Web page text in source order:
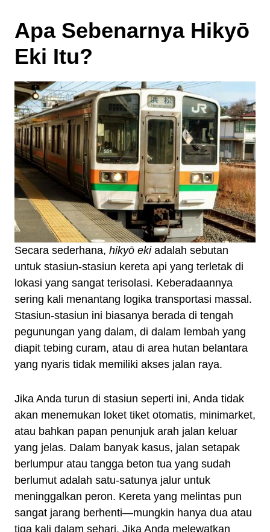
Apa Sebenarnya Hikyō
Eki Itu?
Secara sederhana, hikyō ekiadalah sebutan
untuk stasiun-stasiun kereta api yang terletak di
lokasi yang sangat terisolasi. Keberadaannya
sering kali menantang logika transportasi massal.
Stasiun-stasiun ini biasanya berada di tengah
pegunungan yang dalam, di dalam lembah yang
diapit tebing curam, atau di area hutan belantara
yang nyaris tidak memiliki akses jalan raya.
Jika Anda turun di stasiun seperti ini, Anda tidak
akan menemukan loket tiket otomatis, minimarket,
atau bahkan papan penunjuk arah jalan keluar
yang jelas. Dalam banyak kasus, jalan setapak
berlumpur atau tangga beton tua yang sudah
berlumut adalah satu-satunya jalur untuk
meninggalkan peron. Kereta yang melintas pun
sangat jarang berhenti—mungkin hanya dua atau
tiga kali dalam sehari. Jika Anda melewatkan